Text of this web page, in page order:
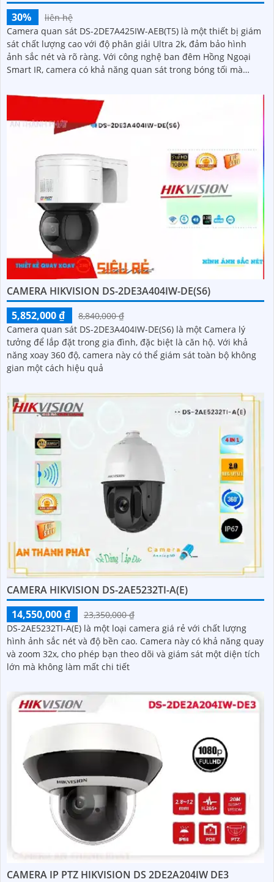
30%
liên hệ
Camera quan sát DS-2DE7A425IW-AEB(T5) là một thiết bị giám
sát chất lượng cao với độ phân giải Ultra 2k, đảm bảo hình
ảnh sắc nét và rõ ràng. Với công nghệ ban đêm Hồng Ngoại
Smart IR, camera có khả năng quan sát trong bóng tối mà
CAMERA HIKVISION DS-2DE3A404IW-DE(S6)
5,852,000 ₫
8,840,000 ₫
Camera quan sát DS-2DE3A404IW-DE(S6) là một Camera lý
tưởng để lắp đặt trong gia đình, đặc biệt là căn hộ. Với khả
năng xoay 360 độ, camera này có thể giám sát toàn bộ không
gian một cách hiệu quả
CAMERA HIKVISION DS-2AE5232TI-A(E)
14,550,000 ₫
23,350,000 ₫
DS-2AE5232TI-A(E) là một loại camera giá rẻ với chất lượng
hình ảnh sắc nét và độ bền cao. Camera này có khả năng quay
và zoom 32x, cho phép bạn theo dõi và giám sát một diện tích
lớn mà không làm mất chi tiết
CAMERA IP PTZ HIKVISION DS 2DE2A204IW DE3